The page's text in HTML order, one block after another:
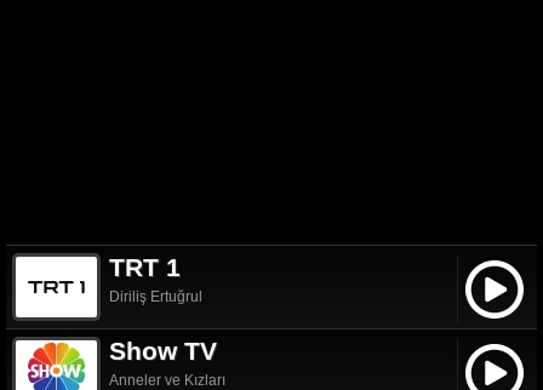
TRT 1
Diriliş Ertuğrul
Show TV
Anneler ve Kızları